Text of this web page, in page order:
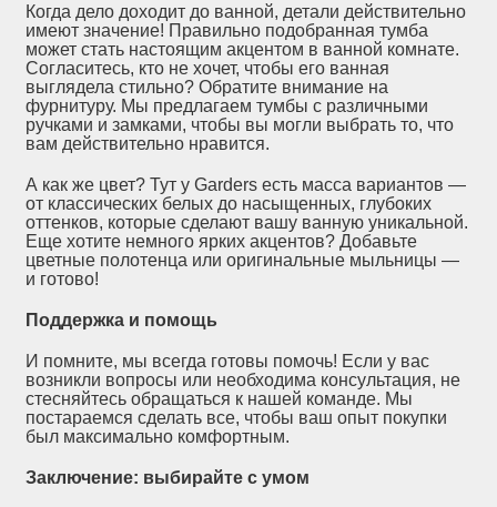
Когда дело доходит до ванной, детали действительно
имеют значение! Правильно подобранная тумба
может стать настоящим акцентом в ванной комнате.
Согласитесь, кто не хочет, чтобы его ванная
выглядела стильно? Обратите внимание на
фурнитуру. Мы предлагаем тумбы с различными
ручками и замками, чтобы вы могли выбрать то, что
вам действительно нравится.
А как же цвет? Тут у Garders есть масса вариантов —
от классических белых до насыщенных, глубоких
оттенков, которые сделают вашу ванную уникальной.
Еще хотите немного ярких акцентов? Добавьте
цветные полотенца или оригинальные мыльницы —
и готово!
Поддержка и помощь
И помните, мы всегда готовы помочь! Если у вас
возникли вопросы или необходима консультация, не
стесняйтесь обращаться к нашей команде. Мы
постараемся сделать все, чтобы ваш опыт покупки
был максимально комфортным.
Заключение: выбирайте с умом